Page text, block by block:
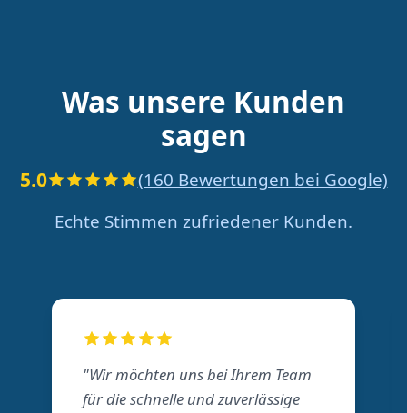
Was unsere Kunden
sagen
5.0
(160 Bewertungen bei Google)
Echte Stimmen zufriedener Kunden.
"Wir möchten uns bei Ihrem Team
für die schnelle und zuverlässige